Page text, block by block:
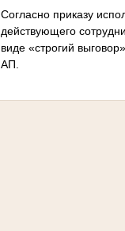
Согласно приказу
действующего
виде «строгий
АП.